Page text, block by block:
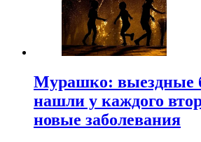
Мурашко: выездные
нашли у каждого
новые заболевания